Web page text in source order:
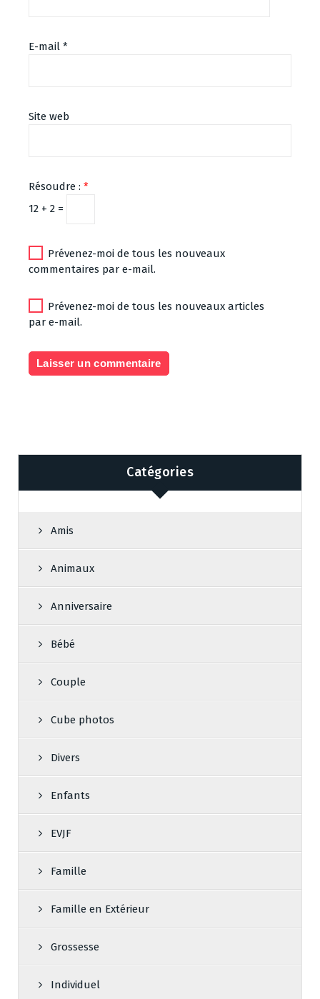
E-mail *
Site web
Résoudre : *
12 + 2 =
Prévenez-moi de tous les nouveaux
commentaires par e-mail.
Prévenez-moi de tous les nouveaux articles
par e-mail.
Catégories
Amis
Animaux
Anniversaire
Bébé
Couple
Cube photos
Divers
Enfants
EVJF
Famille
Famille en Extérieur
Grossesse
Individuel